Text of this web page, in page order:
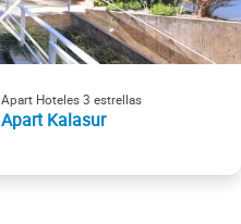
Apart Hoteles 3 estrellas
Apart Kalasur